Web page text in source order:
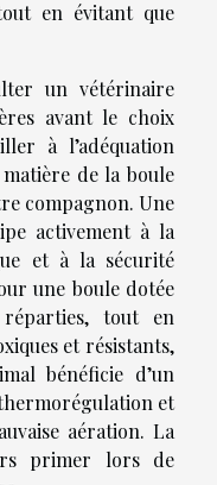
en évitant que
un vétérinaire
avant le choix
à l’adéquation
de la boule
compagnon. Une
activement à la
et à la sécurité
une boule dotée
tout en
et résistants,
bénéficie d’un
et
aération. La
primer lors de